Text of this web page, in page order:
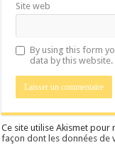
Site web
By using this form
data by this website.
Ce site utilise Akismet
façon dont les données de